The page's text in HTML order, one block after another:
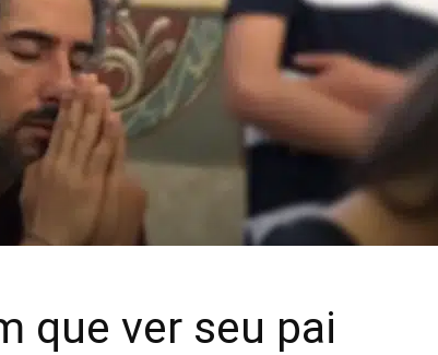
que ver seu pai